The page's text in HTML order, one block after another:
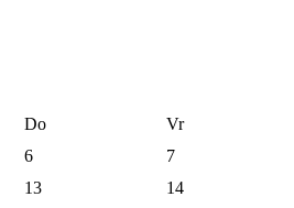
Do
Vr
6
7
13
14